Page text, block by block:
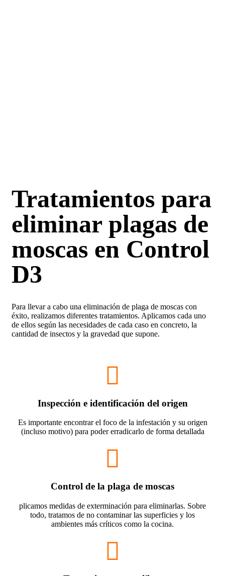
Tratamientos para
eliminar plagas de
moscas en Control
D3
Para llevar a cabo una eliminación de plaga de moscas con
éxito, realizamos diferentes tratamientos. Aplicamos cada uno
de ellos según las necesidades de cada caso en concreto, la
cantidad de insectos y la gravedad que supone.
Inspección e identificación del origen
Es importante encontrar el foco de la infestación y su origen
(incluso motivo) para poder erradicarlo de forma detallada
Control de la plaga de moscas
plicamos medidas de exterminación para eliminarlas. Sobre
todo, tratamos de no contaminar las superficies y los
ambientes más críticos como la cocina.